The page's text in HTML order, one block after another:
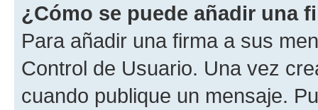
¿Cómo se puede añadir una
Para añadir una firma a sus
Control de Usuario. Una vez
cuando publique un mensaje.